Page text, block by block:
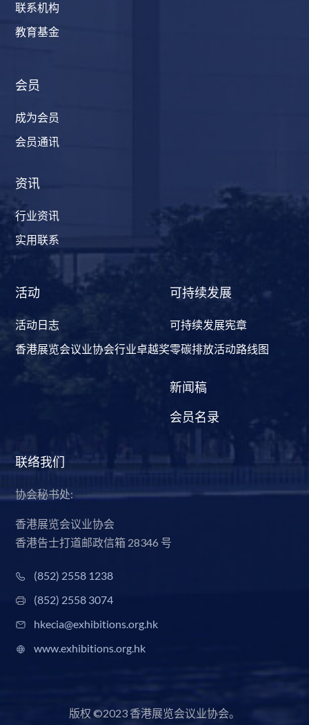
联系机构
教育基金
会员
成为会员
会员通讯
资讯
行业资讯
实用联系
活动
活动日志
香港展览会议业协会行业卓越奖
可持续发展
可持续发展宪章
零碳排放活动路线图
新闻稿
会员名录
联络我们
协会秘书处:
香港展览会议业协会
香港告士打道邮政信箱 28346 号
(852) 2558 1238
(852) 2558 3074
hkecia@exhibitions.org.hk
www.exhibitions.org.hk
版权 ©2023 香港展览会议业协会。